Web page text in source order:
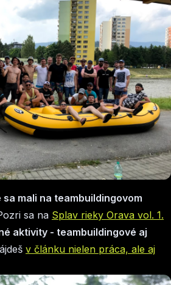
mali na teambuildingovom
sa na Splav rieky Orava vol. 1.
aktivity - teambuildingové aj
v článku nielen práca, ale aj